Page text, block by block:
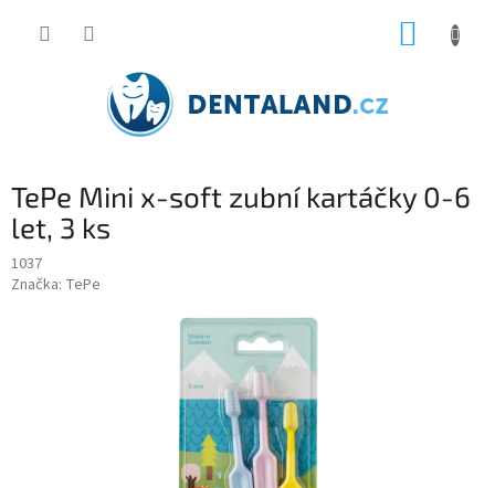
TePe Mini x-soft zubní kartáčky 0-6
let, 3 ks
1037
Značka: TePe